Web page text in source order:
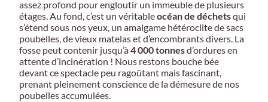
assez profond pour engloutir un immeuble de plusieurs
étages. Au fond, c’est un véritableocéan de déchetsqui
s’étend sous nos yeux, un amalgame hétéroclite de sacs
poubelles, de vieux matelas et d’encombrants divers. La
fosse peut contenir jusqu’à4 000 tonnesd’ordures en
attente d’incinération ! Nous restons bouche bée
devant ce spectacle peu ragoûtant mais fascinant,
prenant pleinement conscience de la démesure de nos
poubelles accumulées.